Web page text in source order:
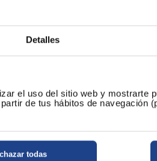
Detalles
el uso del sitio web y mostrarte
de tus hábitos de navegación
todas
1600